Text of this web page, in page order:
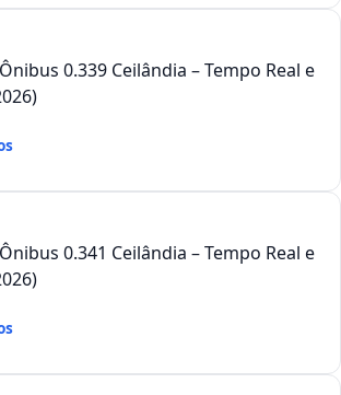
0.339 Ceilândia – Tempo Real e
0.341 Ceilândia – Tempo Real e